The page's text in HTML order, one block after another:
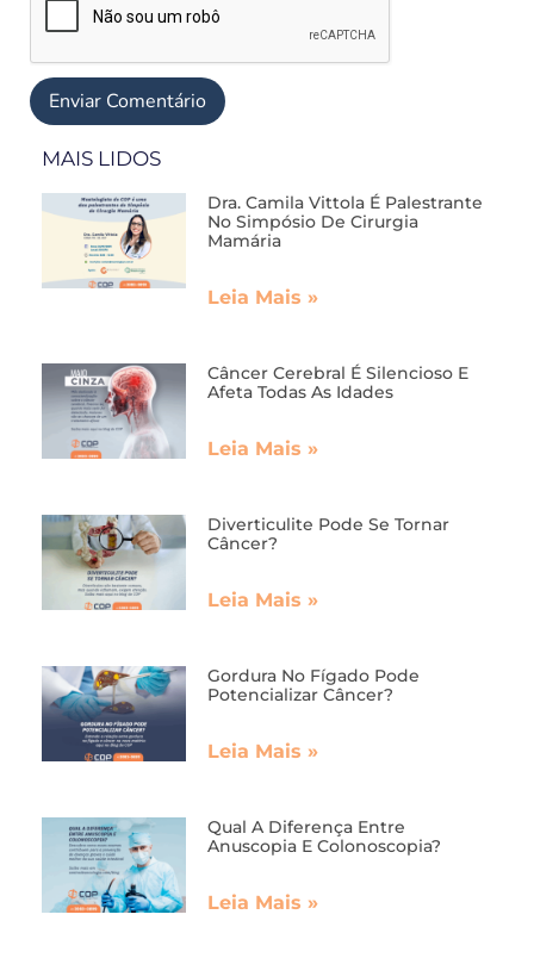
MAIS LIDOS
Dra. Camila Vittola É Palestrante
No Simpósio De Cirurgia
Mamária
Leia Mais »
Câncer Cerebral É Silencioso E
Afeta Todas As Idades
Leia Mais »
Diverticulite Pode Se Tornar
Câncer?
Leia Mais »
Gordura No Fígado Pode
Potencializar Câncer?
Leia Mais »
Qual A Diferença Entre
Anuscopia E Colonoscopia?
Leia Mais »